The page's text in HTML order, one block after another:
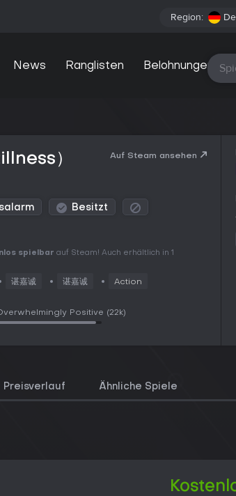
Region:
News Ranglisten Belohnungen
）
Auf Steam ansehen
Besitzt
spielbar auf Steam! Auch erhältlich in 1
谌嘉诚 谌嘉诚 Action
Positive (22k)
Preisverlauf Ähnliche Spiele